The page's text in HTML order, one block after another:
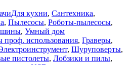
Для кухни, Сантехника,
, Пылесосы, Роботы-пылесосы,
, Умный дом
проф. использования, Граверы,
, Шуруповерты,
пистолеты, Лобзики и пилы,